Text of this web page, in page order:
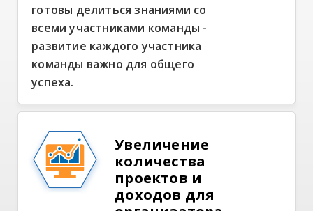
готовы делиться знаниями со
всеми участниками команды -
развитие каждого участника
команды важно для общего
успеха.
Увеличение
количества
проектов и
доходов для